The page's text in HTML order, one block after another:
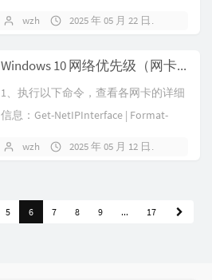
wzh 2025 年 05 月 22 日
Windows 10 网络优先级（网卡顺序）设置
1、执行以下命令，查看各网卡的详细
信息：Get-NetIPInterface | Format-
wzh 2025 年 05 月 12 日
5 6 7 8 9 ... 17